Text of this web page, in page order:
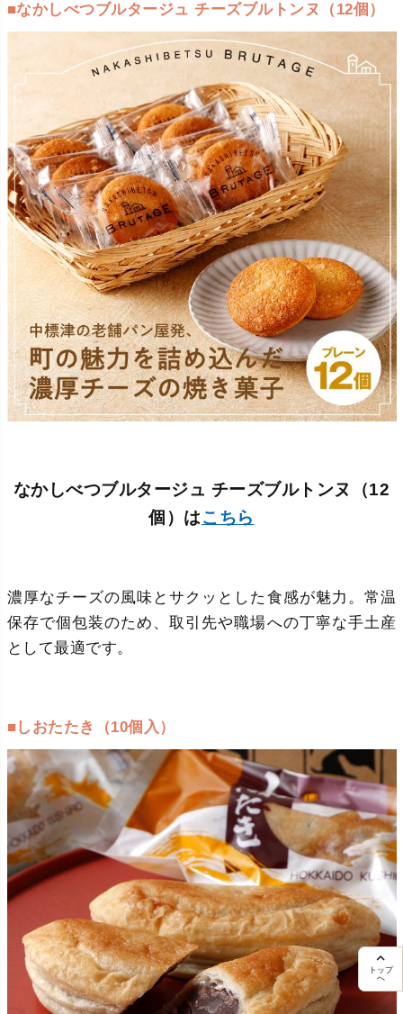
■なかしべつブルタージュ チーズブルトンヌ（12個）
なかしべつブルタージュ チーズブルトンヌ（12
個）はこちら
濃厚なチーズの風味とサクッとした食感が魅力。常温
保存で個包装のため、取引先や職場への丁寧な手土産
として最適です。
■しおたたき（10個入）
トップ
へ